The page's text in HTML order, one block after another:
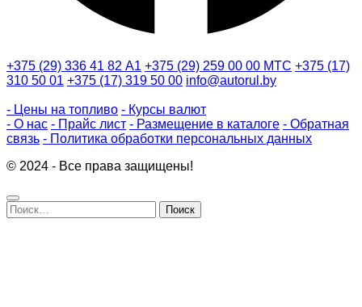
+375 (29) 336 41 82 А1 +375 (29) 259 00 00 МТС +375 (17)
310 50 01 +375 (17) 319 50 00 info@autorul.by
- Цены на топливо - Курсы валют
- О нас - Прайс лист - Размещение в каталоге - Обратная
связь - Политика обработки персональных данных
© 2024 - Все права защищены!
Найти: